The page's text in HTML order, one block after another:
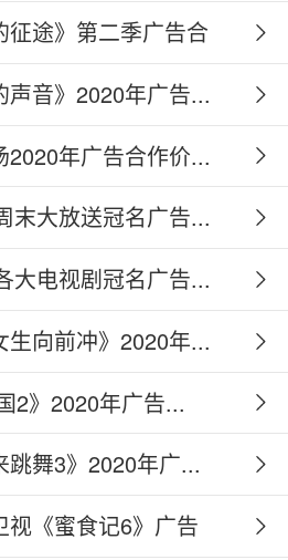
征途》第二季广告合
声音》2020年广告...
2020年广告合作价...
末大放送冠名广告...
大电视剧冠名广告...
生向前冲》2020年...
2》2020年广告...
跳舞3》2020年广...
视《蜜食记6》广告